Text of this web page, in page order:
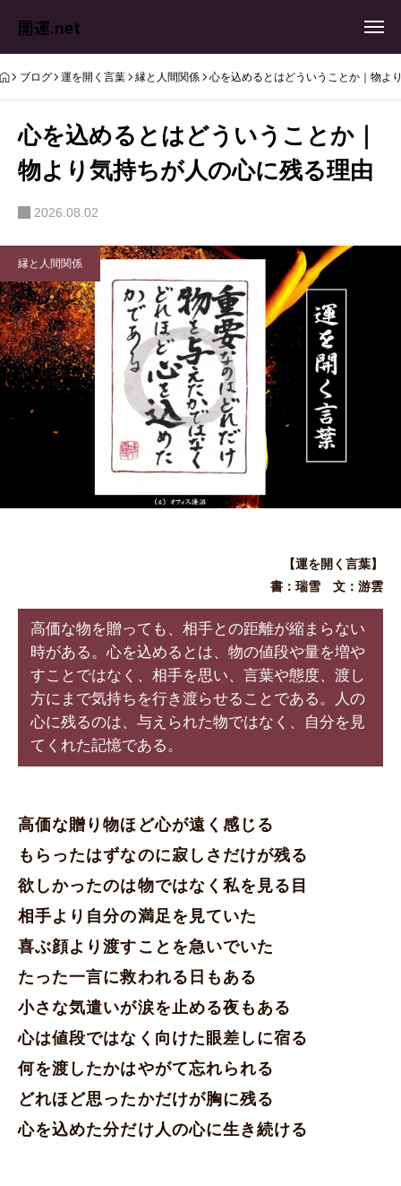
開運.net
ブログ 運を開く言葉 縁と人間関係 心を込めるとはどういうことか｜物よ
心を込めるとはどういうことか｜
物より気持ちが人の心に残る理由
2026.08.02
縁と人間関係
【運を開く言葉】
書：瑞雪 文：游雲
高価な物を贈っても、相手との距離が縮まらない
時がある。心を込めるとは、物の値段や量を増や
すことではなく、相手を思い、言葉や態度、渡し
方にまで気持ちを行き渡らせることである。人の
心に残るのは、与えられた物ではなく、自分を見
てくれた記憶である。
高価な贈り物ほど心が遠く感じる
もらったはずなのに寂しさだけが残る
欲しかったのは物ではなく私を見る目
相手より自分の満足を見ていた
喜ぶ顔より渡すことを急いでいた
たった一言に救われる日もある
小さな気遣いが涙を止める夜もある
心は値段ではなく向けた眼差しに宿る
何を渡したかはやがて忘れられる
どれほど思ったかだけが胸に残る
心を込めた分だけ人の心に生き続ける